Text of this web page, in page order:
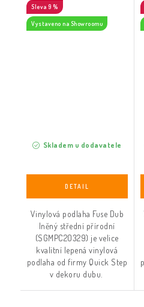
(SGMPC20329)
9 %
Vystaveno na Showroomu
Skladem u dodavatele
Vinylová podlaha Fuse Dub
lněný střední přírodní
(SGMPC20329) je velice
kvalitní lepená vinylová
podlaha od firmy Quick Step
v dekoru dubu.